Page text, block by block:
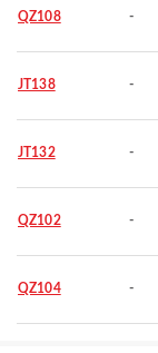
QZ108 -
JT138 -
JT132 -
QZ102 -
QZ104 -